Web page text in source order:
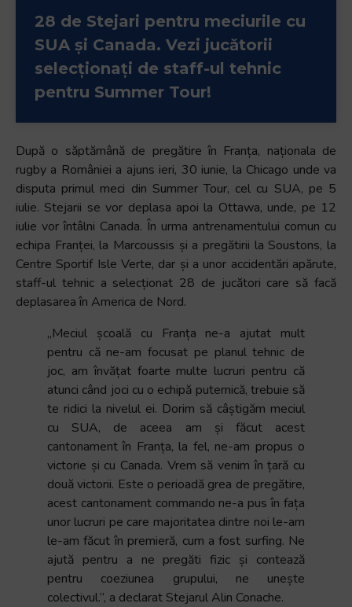
28 de Stejari pentru meciurile cu
SUA și Canada. Vezi jucătorii
selecționați de staff-ul tehnic
pentru Summer Tour!
După o săptămână de pregătire în Franța, naționala de
rugby a României a ajuns ieri, 30 iunie, la Chicago unde va
disputa primul meci din Summer Tour, cel cu SUA, pe 5
iulie. Stejarii se vor deplasa apoi la Ottawa, unde, pe 12
iulie vor întâlni Canada. În urma antrenamentului comun cu
echipa Franței, la Marcoussis și a pregătirii la Soustons, la
Centre Sportif Isle Verte, dar și a unor accidentări apărute,
staff-ul tehnic a selecționat 28 de jucători care să facă
deplasarea în America de Nord.
„Meciul școală cu Franța ne-a ajutat mult
pentru că ne-am focusat pe planul tehnic de
joc, am învățat foarte multe lucruri pentru că
atunci când joci cu o echipă puternică, trebuie să
te ridici la nivelul ei. Dorim să câștigăm meciul
cu SUA, de aceea am și făcut acest
cantonament în Franța, la fel, ne-am propus o
victorie și cu Canada. Vrem să venim în țară cu
două victorii. Este o perioadă grea de pregătire,
acest cantonament commando ne-a pus în fața
unor lucruri pe care majoritatea dintre noi le-am
le-am făcut în premieră, cum a fost surfing. Ne
ajută pentru a ne pregăti fizic și contează
pentru coeziunea grupului, ne unește
colectivul.”, a declarat Stejarul Alin Conache.